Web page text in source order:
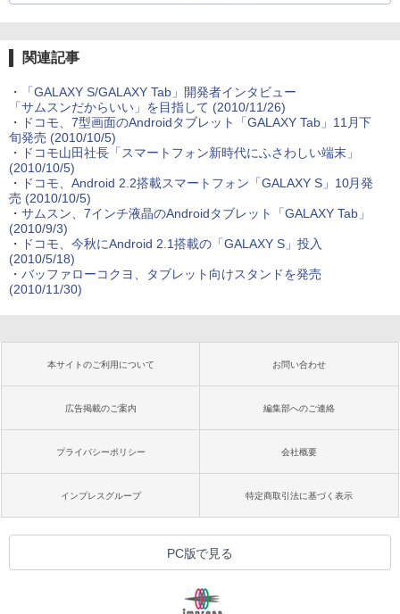
関連記事
・
「GALAXY S/GALAXY Tab」開発者インタビュー
「サムスンだからいい」を目指して (2010/11/26)
・
ドコモ、7型画面のAndroidタブレット「GALAXY Tab」11月下
旬発売 (2010/10/5)
・
ドコモ山田社長「スマートフォン新時代にふさわしい端末」
(2010/10/5)
・
ドコモ、Android 2.2搭載スマートフォン「GALAXY S」10月発
売 (2010/10/5)
・ サムスン、7インチ液晶のAndroidタブレット「GALAXY Tab」
(2010/9/3)
・
ドコモ、今秋にAndroid 2.1搭載の「GALAXY S」投入
(2010/5/18)
・ バッファローコクヨ、タブレット向けスタンドを発売
(2010/11/30)
本サイトのご利用について お問い合わせ
広告掲載のご案内 編集部へのご連絡
プライバシーポリシー 会社概要
インプレスグループ 特定商取引法に基づく表示
PC版で見る